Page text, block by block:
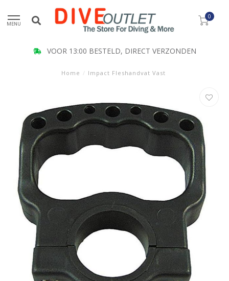
MENU
0
VOOR 13:00 BESTELD, DIRECT VERZONDEN
Home / Impact Fleshandvat Vast